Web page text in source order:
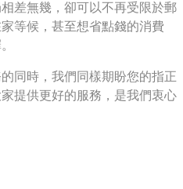
差無幾，卻可以不再受限於郵
等候，甚至想省點錢的消費
同時，我們同樣期盼您的指正
提供更好的服務，是我們衷心